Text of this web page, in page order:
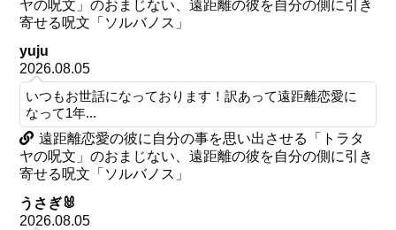
ヤの呪文」のおまじない、遠距離の彼を自分の側に引き
寄せる呪文「ソルバノス」
yuju
2026.08.05
いつもお世話になっております！訳あって遠距離恋愛に
なって1年...
遠距離恋愛の彼に自分の事を思い出させる「トラタ
ヤの呪文」のおまじない、遠距離の彼を自分の側に引き
寄せる呪文「ソルバノス」
うさぎ🐰
2026.08.05